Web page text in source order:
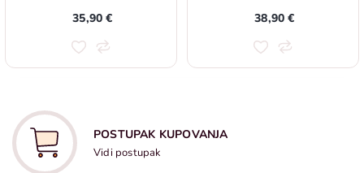
35,90 € 38,90 €
POSTUPAK KUPOVANJA
Vidi postupak